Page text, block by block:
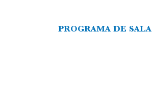
PROGRAMA DE SALA